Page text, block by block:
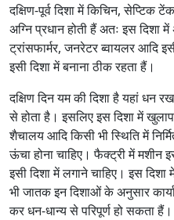
दक्षिण-पूर्व दिशा में किचिन, सेप्टिक
अग्नि प्रधान होती हैं अतः इस दिशा
ट्रांसफार्मर, जनरेटर ब्वायलर आदि
इसी दिशा में बनाना ठीक रहता हैं।
दक्षिण दिन यम की दिशा है यहां धन
से होता है। इसलिए इस दिशा में
शैचालय आदि किसी भी स्थिति में
ऊंचा होना चाहिए। फैक्ट्री में मशीन
इसी दिशा में लगाने चाहिए। इस
भी जातक इन दिशाओं के अनुसार
कर धन-धान्य से परिपूर्ण हो सकता हैं।